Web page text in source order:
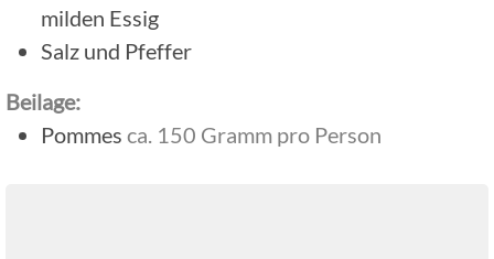
milden Essig
Salz und Pfeffer
Beilage:
Pommes ca. 150 Gramm pro Person